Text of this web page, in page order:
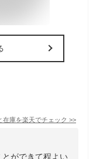
在庫を楽天でチェック >>
ができて程よい